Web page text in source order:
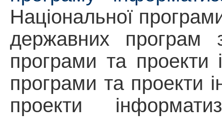
Національної
державних програм з
програми та проекти
програми та проекти
проекти